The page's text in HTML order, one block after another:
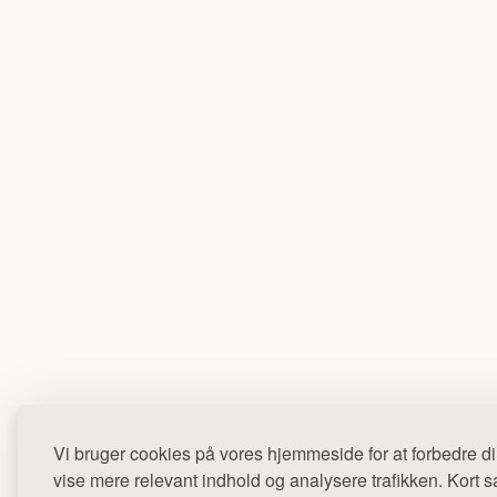
Vi bruger cookies på vores hjemmeside for at forbedre
vise mere relevant indhold og analysere trafikken. Kort